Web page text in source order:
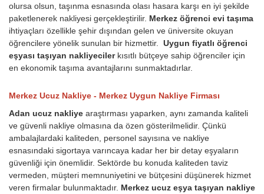
olursa olsun, taşınma esnasında olası hasara karşı en iyi şekilde
paketlenerek nakliyesi gerçekleştirilir. Merkez öğrenci evi taşıma
ihtiyaçları özellikle şehir dışından gelen ve üniversite okuyan
öğrencilere yönelik sunulan bir hizmettir. Uygun fiyatlı öğrenci
eşyası taşıyan nakliyeciler kısıtlı bütçeye sahip öğrenciler için
en ekonomik taşıma avantajlarını sunmaktadırlar.
Merkez Ucuz Nakliye - Merkez Uygun Nakliye Firması
Adan ucuz nakliye araştırması yaparken, aynı zamanda kaliteli
ve güvenli nakliye olmasına da özen gösterilmelidir. Çünkü
ambalajlardaki kaliteden, personel sayısına ve nakliye
esnasındaki sigortaya varıncaya kadar her bir detay eşyaların
güvenliği için önemlidir. Sektörde bu konuda kaliteden taviz
vermeden, müşteri memnuniyetini ve bütçesini düşünerek hizmet
veren firmalar bulunmaktadır. Merkez ucuz eşya taşıyan nakliye